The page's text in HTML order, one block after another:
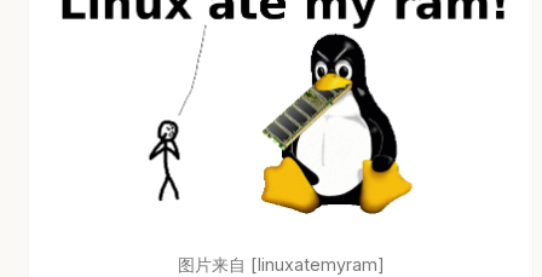
图片来自 [linuxatemyram]